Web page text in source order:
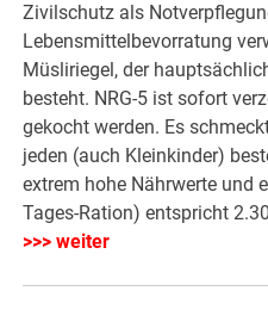
Zivilschutz als
Lebensmittelbevorratung
Müsliriegel, der
besteht. NRG-5 ist sofort
gekocht werden. Es
jeden (auch Kleinkinder)
extrem hohe Nährwerte und
Tages-Ration) entspricht
>>> weiter